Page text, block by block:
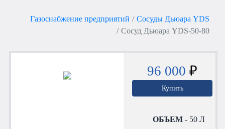
Газоснабжение предприятий
Сосуды Дьюара YDS
Сосуд Дьюара YDS-50-80
96 000₽
Купить
ОБЪЕМ - 50 Л